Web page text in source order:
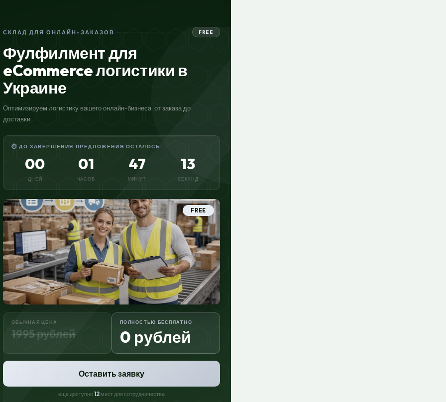
СКЛАД ДЛЯ ОНЛАЙН-ЗАКАЗОВ FREE
Фулфилмент для
eCommerce логистики в
Украине
Оптимизируем логистику вашего онлайн-бизнеса: от заказа до
доставки.
⏱ ДО ЗАВЕРШЕНИЯ ПРЕДЛОЖЕНИЯ ОСТАЛОСЬ:
00
ДНЕЙ
01
ЧАСОВ
47
МИНУТ
12
СЕКУНД
FREE
ОБЫЧНАЯ ЦЕНА:
1995 рублей
ПОЛНОСТЬЮ БЕСПЛАТНО
0 рублей
Оставить заявку
еще доступно12 мест для сотрудничества